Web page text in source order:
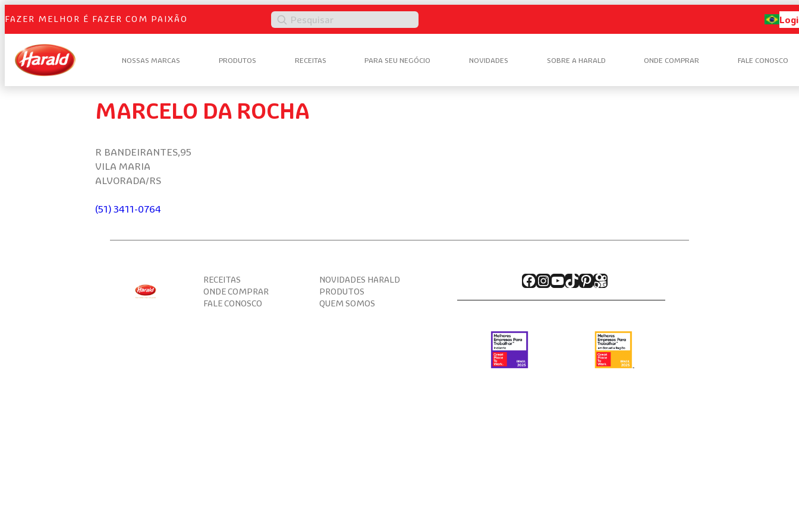
FAZER MELHOR É FAZER COM PAIXÃO Pesquisar
NOSSAS MARCAS PRODUTOS RECEITAS PARA SEU NEGÓCIO NOVIDADES SOBRE A HARALD ONDE COMPRAR FALE CONOSCO
MARCELO DA ROCHA
R BANDEIRANTES,95
VILA MARIA
ALVORADA/RS
(51) 3411-0764
RECEITAS
NOVIDADES HARALD
ONDE COMPRAR
PRODUTOS
FALE CONOSCO
QUEM SOMOS
Facebook
Instagram
Youtube
TikTok
Pinterest
Kwai